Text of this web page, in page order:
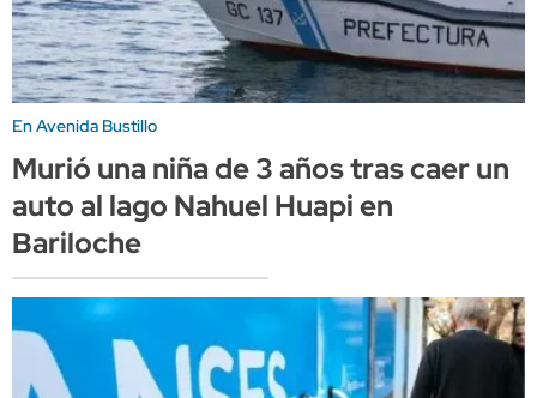
En Avenida Bustillo
Murió una niña de 3 años tras caer un
auto al lago Nahuel Huapi en
Bariloche